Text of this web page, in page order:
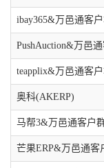
ibay365&万邑通客
PushAuction&万邑
teapplix&万邑通客
奥科(AKERP)
马帮3&万邑通客户
芒果ERP&万邑通客